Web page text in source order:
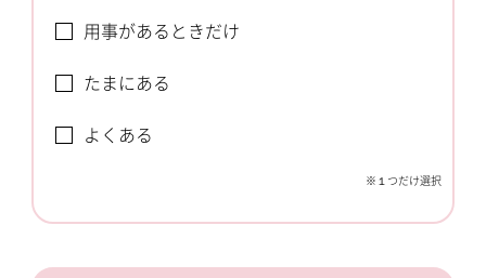
用事があるときだけ
たまにある
よくある
※１つだけ選択